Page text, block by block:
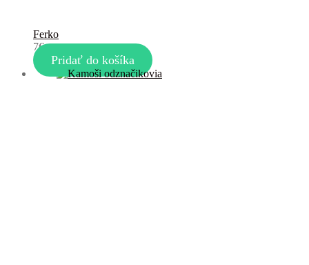
Ferko
7€
Pridať do košíka